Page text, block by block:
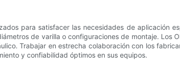
para satisfacer las necesidades de aplicación
de varilla o configuraciones de montaje. Los
Trabajar en estrecha colaboración con los
y confiabilidad óptimos en sus equipos.